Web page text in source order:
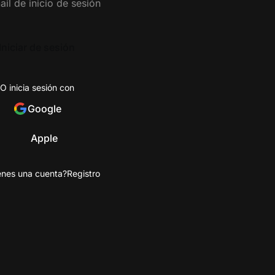
O inicia sesión con
Google
Apple
una cuenta?Registro